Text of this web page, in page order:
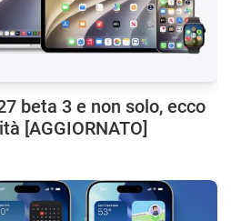
beta 3 e non solo, ecco
[AGGIORNATO]